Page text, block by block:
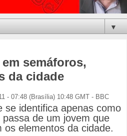
▼
semáforos,
da cidade
- 07:48 (Brasília) 10:48 GMT - BBC
se identifica apenas como
de um jovem que
os elementos da cidade.